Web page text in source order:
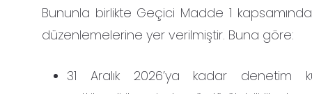
Bununla birlikte Geçici Madde 1
düzenlemelerine yer verilmiştir. Buna göre:
31 Aralık 2026’ya kadar denetim